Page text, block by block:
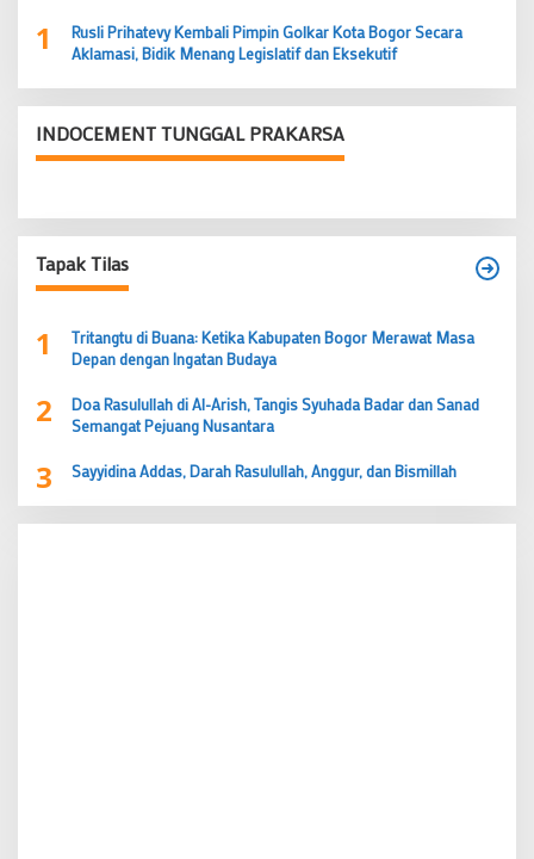
1
Rusli Prihatevy Kembali Pimpin Golkar Kota Bogor Secara
Aklamasi, Bidik Menang Legislatif dan Eksekutif
INDOCEMENT TUNGGAL PRAKARSA
Tapak Tilas
1
Tritangtu di Buana: Ketika Kabupaten Bogor Merawat Masa
Depan dengan Ingatan Budaya
2
Doa Rasulullah di Al-Arish, Tangis Syuhada Badar dan Sanad
Semangat Pejuang Nusantara
3 Sayyidina Addas, Darah Rasulullah, Anggur, dan Bismillah